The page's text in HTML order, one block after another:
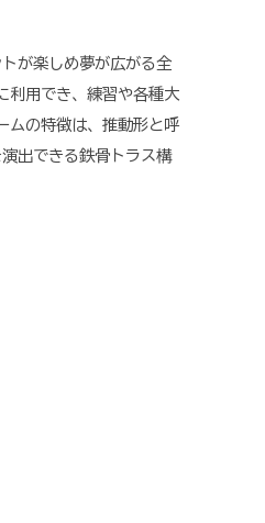
が楽しめ夢が広がる全
利用でき、練習や各種大
ムの特徴は、推動形と呼
出できる鉄骨トラス構